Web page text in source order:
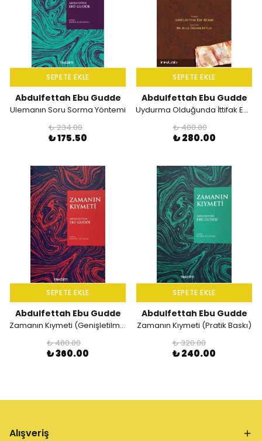
SEPETE EKLE
Abdulfettah Ebu Gudde
Ulemanın Soru Sorma Yöntemi
₺ 234.00
₺ 175.50
SEPETE EKLE
Abdulfettah Ebu Gudde
Uydurma Olduğunda İttifak Edilen Hadisler / Aliyyü'l-Kari
₺ 400.00
₺ 280.00
SEPETE EKLE
Abdulfettah Ebu Gudde
Zamanın Kıymeti (Genişletilmiş Baskı)
₺ 480.00
₺ 360.00
SEPETE EKLE
Abdulfettah Ebu Gudde
Zamanın Kıymeti (Pratik Baskı)
₺ 320.00
₺ 240.00
Alışveriş